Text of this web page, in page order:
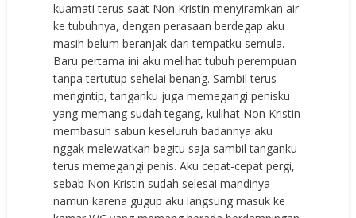
kuamati terus saat Non Kristin menyiramkan air
ke tubuhnya, dengan perasaan berdegap aku
masih belum beranjak dari tempatku semula.
Baru pertama ini aku melihat tubuh perempuan
tanpa tertutup sehelai benang. Sambil terus
mengintip, tanganku juga memegangi penisku
yang memang sudah tegang, kulihat Non Kristin
membasuh sabun keseluruh badannya aku
nggak melewatkan begitu saja sambil tanganku
terus memegangi penis. Aku cepat-cepat pergi,
sebab Non Kristin sudah selesai mandinya
namun karena gugup aku langsung masuk ke